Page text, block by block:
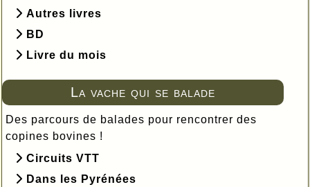
Autres livres
BD
Livre du mois
La vache qui se balade
Des parcours de balades pour rencontrer des
copines bovines !
Circuits VTT
Dans les Pyrénées